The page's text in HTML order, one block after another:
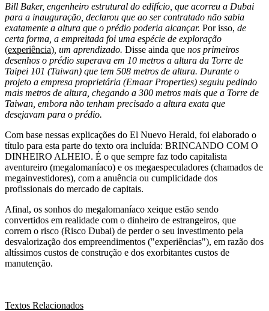
Bill Baker, engenheiro estrutural do edifício, que acorreu a Dubai
para a inauguração, declarou que ao ser contratado não sabia
exatamente a altura que o prédio poderia alcançar. Por isso, de
certa forma, a empreitada foi uma espécie de exploração
(experiência) , um aprendizado. Disse ainda que nos primeiros
desenhos o prédio superava em 10 metros a altura da Torre de
Taipei 101 (Taiwan) que tem 508 metros de altura. Durante o
projeto a empresa proprietária (Emaar Properties) seguiu pedindo
mais metros de altura, chegando a 300 metros mais que a Torre de
Taiwan, embora não tenham precisado a altura exata que
desejavam para o prédio.
Com base nessas explicações do El Nuevo Herald, foi elaborado o
título para esta parte do texto ora incluída: BRINCANDO COM O
DINHEIRO ALHEIO. É o que sempre faz todo capitalista
aventureiro (megalomaníaco) e os megaespeculadores (chamados de
megainvestidores), com a anuência ou cumplicidade dos
profissionais do mercado de capitais.
Afinal, os sonhos do megalomaníaco xeique estão sendo
convertidos em realidade com o dinheiro de estrangeiros, que
correm o risco (Risco Dubai) de perder o seu investimento pela
desvalorização dos empreendimentos ("experiências"), em razão dos
altíssimos custos de construção e dos exorbitantes custos de
manutenção.
Textos Relacionados